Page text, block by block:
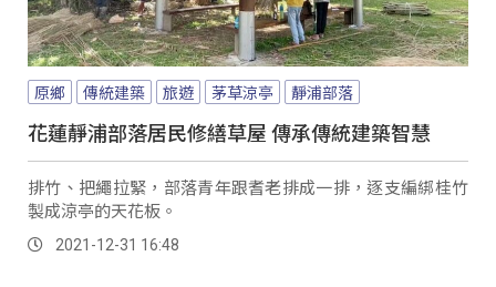
原鄉 傳統建築 旅遊 茅草涼亭 靜浦部落
花蓮靜浦部落居民修繕草屋 傳承傳統建築智慧
排竹、把繩拉緊，部落青年跟耆老排成一排，逐支編綁桂竹
製成涼亭的天花板。
2021-12-31 16:48